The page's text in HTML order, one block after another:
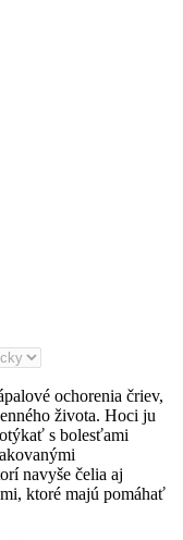
ochorenia čriev,
života. Hoci ju
s bolesťami
navyše čelia aj
ktoré majú pomáhať